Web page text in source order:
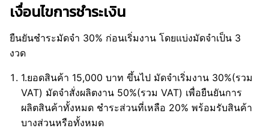
เงื่อนไขการชำระเงิน
ยืนยันชำระมัดจำ 30% ก่อนเริ่มงาน โดยแบ่งมัดจำเป็น 3
งวด
1.ยอดสินค้า 15,000 บาท ขึ้นไป มัดจำเริ่มงาน 30%(รวม
VAT) มัดจำสั่งผลิตงาน 50%(รวม VAT) เพื่อยืนยันการ
ผลิตสินค้าทั้งหมด ชำระส่วนที่เหลือ 20% พร้อมรับสินค้า
บางส่วนหรือทั้งหมด